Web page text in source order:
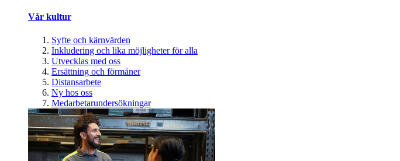
Vår kultur
Syfte och kärnvärden
Inkludering och lika möjligheter för alla
Utvecklas med oss
Ersättning och förmåner
Distansarbete
Ny hos oss
Medarbetarundersökningar